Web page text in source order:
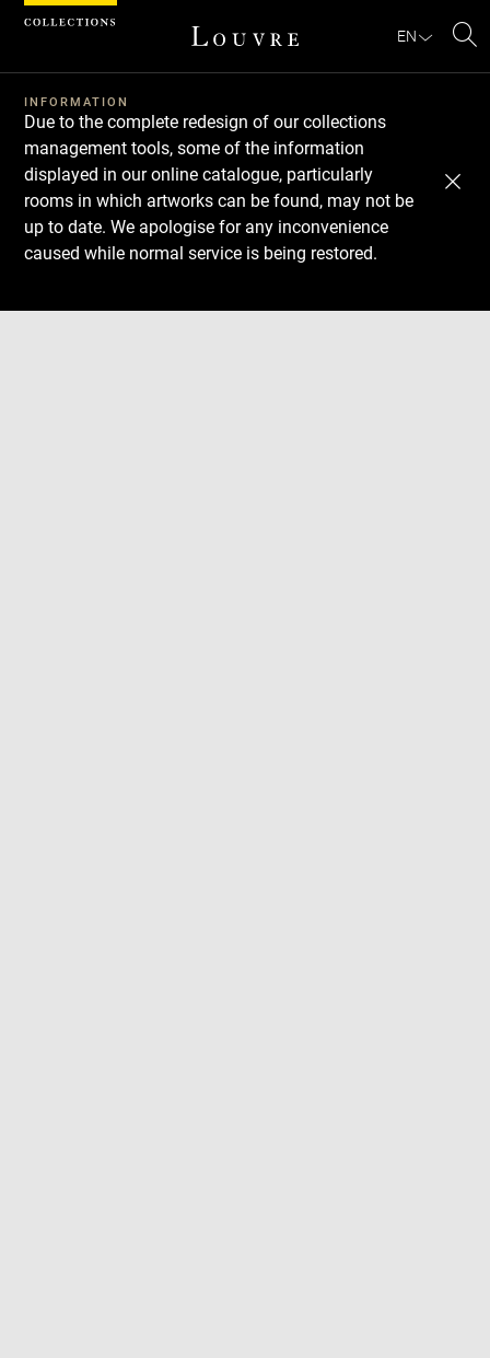
EN
INFORMATION
Due to the complete redesign of our collections
management tools, some of the information
displayed in our online catalogue, particularly
rooms in which artworks can be found, may not be
up to date. We apologise for any inconvenience
caused while normal service is being restored.
Download
Next
Previous
Cookies management panel